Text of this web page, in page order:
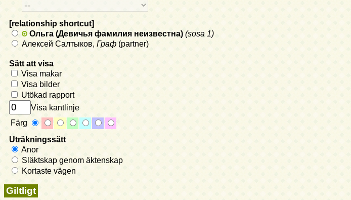
[relationship shortcut]
Ольга (Девичья фамилия неизвестна) (sosa 1)
Алексей Салтыков, Граф (partner)
Sätt att visa
Visa makar
Visa bilder
Utökad rapport
Visa kantlinje
Färg
Uträkningssätt
Anor
Släktskap genom äktenskap
Kortaste vägen